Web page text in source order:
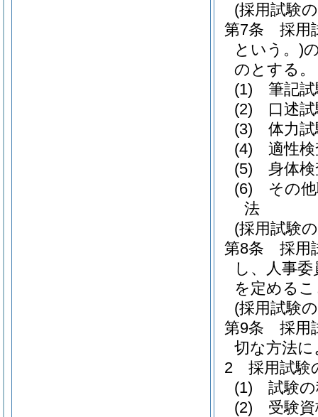
(採用試験
第7条
採用
という。)
のとする。
(1)
筆記
(2)
口述
(3)
体力
(4)
適性
(5)
身体
(6)
その
法
(採用試験
第8条
採用
し、人事
を定める
(採用試験
第9条
採用
切な方法
2
採用試験
(1)
試験
(2)
受験